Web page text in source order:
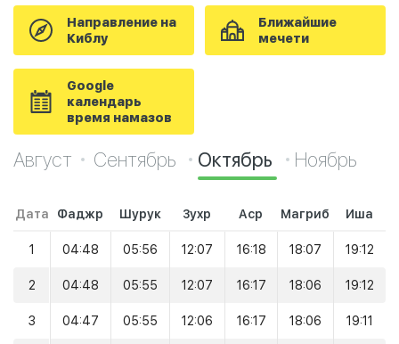
Направление на
Киблу
Ближайшие
мечети
Google
календарь
время намазов
Август Сентябрь Октябрь Ноябрь
Дата Фаджр Шурук Зухр Аср Магриб Иша
1 04:48 05:56 12:07 16:18 18:07 19:12
2 04:48 05:55 12:07 16:17 18:06 19:12
3 04:47 05:55 12:06 16:17 18:06 19:11